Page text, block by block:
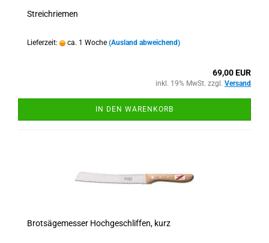
Streichriemen
Lieferzeit: ca. 1 Woche (Ausland abweichend)
69,00 EUR
inkl. 19% MwSt. zzgl. Versand
IN DEN WARENKORB
Brotsägemesser Hochgeschliffen, kurz